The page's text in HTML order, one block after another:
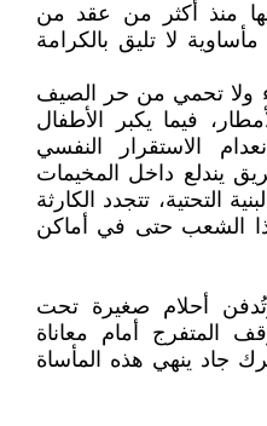
منذ أكثر من عقد من
لا تليق بالكرامة
ولا تحمي من حر الصيف
فيما يكبر الأطفال
الاستقرار النفسي
يندلع داخل المخيمات
التحتية، تتجدد الكارثة
الشعب حتى في أماكن
أحلام صغيرة تحت
المتفرج أمام معاناة
جاد ينهي هذه المأساة